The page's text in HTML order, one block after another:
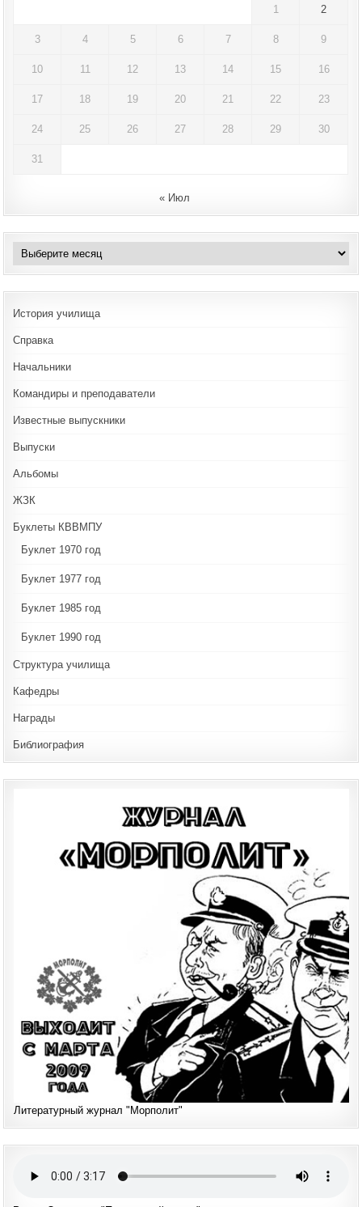
1 2
3 4 5 6 7 8 9
10 11 12 13 14 15 16
17 18 19 20 21 22 23
24 25 26 27 28 29 30
31
« Июл
Архивы
История училища
Справка
Начальники
Командиры и преподаватели
Известные выпускники
Выпуски
Альбомы
ЖЗК
Буклеты КВВМПУ
Буклет 1970 год
Буклет 1977 год
Буклет 1985 год
Буклет 1990 год
Структура училища
Кафедры
Награды
Библиография
Литературный журнал "Морполит"